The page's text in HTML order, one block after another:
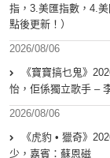
指，3.美匯指數，4.
點後更新！）
2026/08/06
《寶寶搞乜鬼》
怡，佢係獨立歌手 –
2026/08/06
《虎豹 • 獵奇》
少，嘉賓：蘇恩磁